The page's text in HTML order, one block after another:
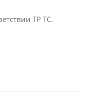
ТР ТС.